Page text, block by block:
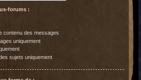
forums :
contenu des messages
uniquement
sujets uniquement